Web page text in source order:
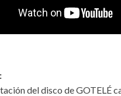
del disco de GOTELÉ